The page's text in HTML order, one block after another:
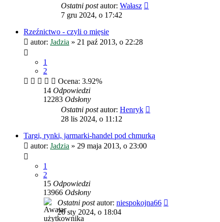
Ostatni postautor: Wałasz
7 gru 2024, o 17:42
Rzeźnictwo - czyli o mięsie
autor: Jadzia » 21 paź 2013, o 22:28
1
2
Ocena: 3.92%
14 Odpowiedzi
12283 Odsłony
Ostatni postautor: Henryk
28 lis 2024, o 11:12
Targi, rynki, jarmarki-handel pod chmurką
autor: Jadzia » 29 maja 2013, o 23:00
1
2
15 Odpowiedzi
13966 Odsłony
Ostatni postautor: niespokojna66
20 sty 2024, o 18:04